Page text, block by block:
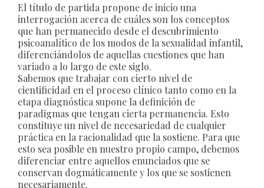
El título de partida propone de inicio una
interrogación acerca de cuáles son los conceptos
que han permanecido desde el descubrimiento
psicoanalítico de los modos de la sexualidad infantil,
diferenciándolos de aquellas cuestiones que han
variado a lo largo de este siglo.
Sabemos que trabajar con cierto nivel de
cientificidad en el proceso clínico tanto como en la
etapa diagnóstica supone la definición de
paradigmas que tengan cierta permanencia. Esto
constituye un nivel de necesariedad de cualquier
práctica en la racionalidad que la sostiene. Para que
esto sea posible en nuestro propio campo, debemos
diferenciar entre aquellos enunciados que se
conservan dogmáticamente y los que se sostienen
necesariamente.